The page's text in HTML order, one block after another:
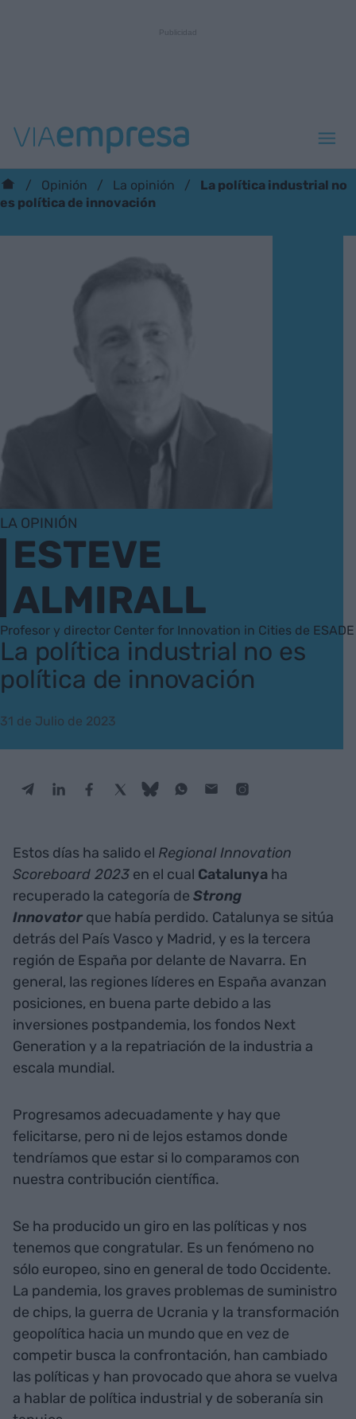
Opinión La opinión
La política industrial no
es política de innovación
LA OPINIÓN
ESTEVE
ALMIRALL
Profesor y director Center for Innovation in Cities de ESADE
La política industrial no es
política de innovación
31 de Julio de 2023
Estos días ha salido el Regional Innovation
Scoreboard 2023 en el cual Catalunya ha
recuperado la categoría de Strong
Innovator que había perdido. Catalunya se sitúa
detrás del País Vasco y Madrid, y es la tercera
región de España por delante de Navarra. En
general, las regiones líderes en España avanzan
posiciones, en buena parte debido a las
inversiones postpandemia, los fondos Next
Generation y a la repatriación de la industria a
escala mundial.
Progresamos adecuadamente y hay que
felicitarse, pero ni de lejos estamos donde
tendríamos que estar si lo comparamos con
nuestra contribución científica.
Se ha producido un giro en las políticas y nos
tenemos que congratular. Es un fenómeno no
sólo europeo, sino en general de todo Occidente.
La pandemia, los graves problemas de suministro
de chips, la guerra de Ucrania y la transformación
geopolítica hacia un mundo que en vez de
competir busca la confrontación, han cambiado
las políticas y han provocado que ahora se vuelva
a hablar de política industrial y de soberanía sin